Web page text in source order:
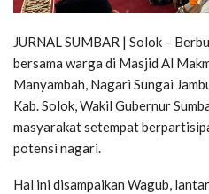
JURNAL SUMBAR | Solok –
bersama warga di Masjid Al
Manyambah, Nagari Sungai
Kab. Solok, Wakil Gubernur
masyarakat setempat
potensi nagari.
Hal ini disampaikan Wagub,